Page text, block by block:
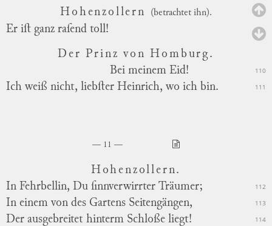
Hohenzollern (betrachtet ihn).
Er iſt ganz raſend toll!
Der Prinz von Homburg.
Bei meinem Eid!
110
Ich weiß nicht, liebſter Heinrich, wo ich bin. 111
11
Hohenzollern.
In Fehrbellin, Du ſinnverwirrter Träumer;
112
In einem von des Gartens Seitengängen, 113
Der ausgebreitet hinterm Schloße liegt! 114